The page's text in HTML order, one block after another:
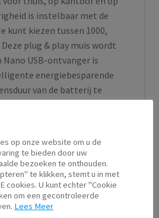
is instelbaar met de
kunt kiezen tussen 1000,
Deze plug & play muis wordt
Nano USB-ontvanger is
energiebesparende
van de batterij te
informatie
1000 DPI, 1200 DPI,
op onze website om u de
te bieden door uw
bezoeken te onthouden.
te klikken, stemt u in met
cookies. U kunt echter "Cookie
om een gecontroleerde
Lees Meer